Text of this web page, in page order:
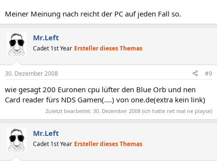
Meiner Meinung nach reicht der PC auf jeden Fall so.
Mr.Left
Cadet 1st Year Ersteller dieses Themas
30. Dezember 2008 #9
wie gesagt 200 Euronen cpu lüfter den Blue Orb und nen
Card reader fürs NDS Gamen(....) von one.de(extra kein link)
Zuletzt bearbeitet: 30. Dezember 2008 (ich hatte net mal ne playse)
Mr.Left
Cadet 1st Year Ersteller dieses Themas